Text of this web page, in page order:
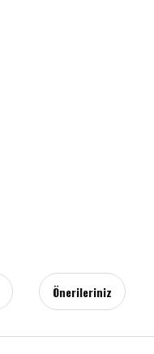
Önerileriniz